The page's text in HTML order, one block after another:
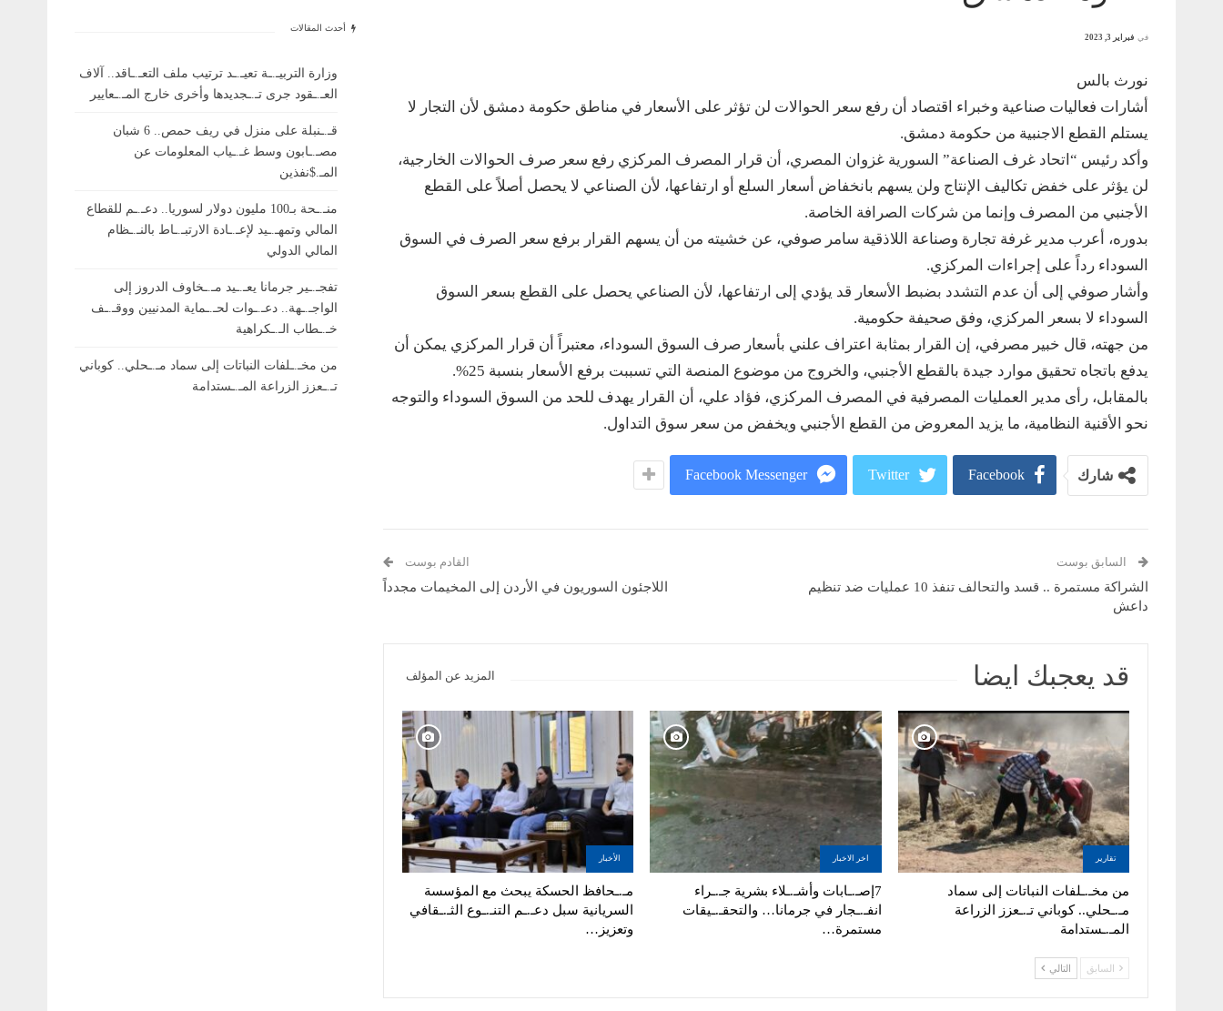
في فبراير 3, 2023
نورث بالس
أشارات فعاليات صناعية وخبراء اقتصاد أن رفع سعر الحوالات لن تؤثر على الأسعار في مناطق حكومة دمشق لأن التجار لا
يستلم القطع الاجنبية من حكومة دمشق.
وأكد رئيس “اتحاد غرف الصناعة” السورية غزوان المصري، أن قرار المصرف المركزي رفع سعر صرف الحوالات الخارجية،
لن يؤثر على خفض تكاليف الإنتاج ولن يسهم بانخفاض أسعار السلع أو ارتفاعها، لأن الصناعي لا يحصل أصلاً على القطع
الأجنبي من المصرف وإنما من شركات الصرافة الخاصة.
بدوره، أعرب مدير غرفة تجارة وصناعة اللاذقية سامر صوفي، عن خشيته من أن يسهم القرار برفع سعر الصرف في السوق
السوداء رداً على إجراءات المركزي.
وأشار صوفي إلى أن عدم التشدد بضبط الأسعار قد يؤدي إلى ارتفاعها، لأن الصناعي يحصل على القطع بسعر السوق
السوداء لا بسعر المركزي، وفق صحيفة حكومية.
من جهته، قال خبير مصرفي، إن القرار بمثابة اعتراف علني بأسعار صرف السوق السوداء، معتبراً أن قرار المركزي يمكن أن
يدفع باتجاه تحقيق موارد جيدة بالقطع الأجنبي، والخروج من موضوع المنصة التي تسببت برفع الأسعار بنسبة 25%.
بالمقابل، رأى مدير العمليات المصرفية في المصرف المركزي، فؤاد علي، أن القرار يهدف للحد من السوق السوداء والتوجه
نحو الأقنية النظامية، ما يزيد المعروض من القطع الأجنبي ويخفض من سعر سوق التداول.
شارك Facebook
Twitter
Facebook Messenger
السابق بوست
الشراكة مستمرة .. قسد والتحالف تنفذ 10 عمليات ضد تنظيم
داعش
القادم بوست
اللاجئون السوريون في الأردن إلى المخيمات مجدداً
قد يعجبك ايضا المزيد عن المؤلف
تقارير
من مخـ.ـلفات النباتات إلى سماد
مـ.ـحلي.. كوباني تـ.ـعزز الزراعة
المـ.ـستدامة
اخر الاخبار
7إصـ.ـابات وأشـ.ـلاء بشرية جـ.ـراء
انفـ.ـجار في جرمانا… والتحقـ.ـيقات
مستمرة…
الأخبار
مـ.ـحافظ الحسكة يبحث مع المؤسسة
السريانية سبل دعـ.ـم التنـ.ـوع الثـ.ـقافي
وتعزيز…
السابق التالي
أحدث المقالات
وزارة التربيـ.ـة تعيـ.ـد ترتيب ملف التعـ.ـاقد.. آلاف
العـ.ـقود جرى تـ.ـجديدها وأخرى خارج المـ.ـعايير
قـ.ـنبلة على منزل في ريف حمص.. 6 شبان
مصـ.ـابون وسط غـ.ـياب المعلومات عن
المـ.$نفذين
منـ.ـحة بـ100 مليون دولار لسوريا.. دعـ.ـم للقطاع
المالي وتمهـ.ـيد لإعـ.ـادة الارتبـ.ـاط بالنـ.ـظام
المالي الدولي
تفجـ.ـير جرمانا يعـ.ـيد مـ.ـخاوف الدروز إلى
الواجـ.ـهة.. دعـ.ـوات لحـ.ـماية المدنيين ووقـ.ـف
خـ.ـطاب الـ.ـكراهية
من مخـ.ـلفات النباتات إلى سماد مـ.ـحلي.. كوباني
تـ.ـعزز الزراعة المـ.ـستدامة